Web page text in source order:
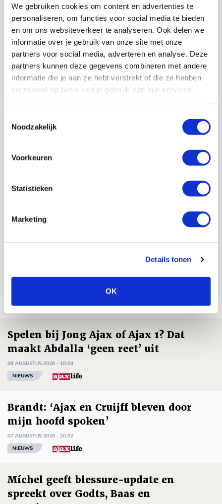
We gebruiken cookies om content en advertenties te
personaliseren, om functies voor social media te bieden
en om ons websiteverkeer te analyseren. Ook delen we
informatie over je gebruik van onze site met onze
partners voor social media, adverteren en analyse. Deze
partners kunnen deze gegevens combineren met andere
informatie die je aan ze hebt verstrekt of die ze hebben
verzameld op basis van je gebruik van hun services.
Noodzakelijk
Voorkeuren
Statistieken
Marketing
Details tonen
OK
ontbreken. Zowel Gerrie als Arnold waren actief voor
beide clubs en kenden grote sportieve successen als
speler. Andere bekende voetballers die zowel voor Ajax
als Volendam speelden: Keje Molenaar, Michael
Reiziger, André Ooijer, Tom Sier, Hennie Meijer, Olaf
Lindenbergh, Ruud Suurendonk, Jeroen Verhoeven,
Dennis Schulp, Milan Berck Beelenkamp en recent nog
van Martin van den Kerkhof. Laurens Gerrits is de VAR
van dienst.
Het Kübler-Ross model
Spelen bij Jong Ajax of Ajax 1? Dat
maakt Abdalla ‘geen reet’ uit
08 AUGUSTUS 2026 - 10:04
NIEUWS
Brandt: ‘Ajax en Cruijff bleven door
mijn hoofd spoken’
07 AUGUSTUS 2026 - 20:02
NIEUWS
Míchel geeft blessure-update en
spreekt over Godts, Baas en